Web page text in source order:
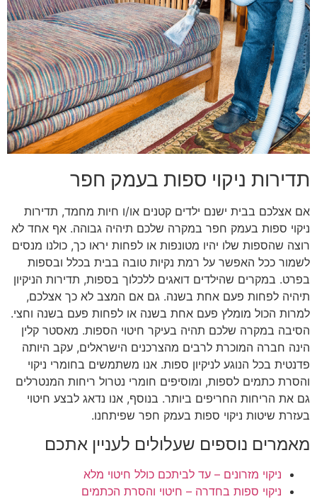
תדירות ניקוי ספות בעמק חפר
אם אצלכם בבית ישנם ילדים קטנים או/ו חיות מחמד, תדירות
ניקוי ספות בעמק חפר במקרה שלכם תיהיה גבוהה. אף אחד לא
רוצה שהספות שלו יהיו מטונפות או לפחות יראו כך, כולנו מנסים
לשמור ככל האפשר על רמת נקיות טובה בבית בכלל ובספות
בפרט. במקרים שהילדים דואגים ללכלוך בספות, תדירות הניקיון
תיהיה לפחות פעם אחת בשנה. גם אם המצב לא כך אצלכם,
למרות הכול מומלץ פעם אחת בשנה או לפחות פעם בשנה וחצי.
הסיבה במקרה שלכם תהיה בעיקר חיטוי הספות. מאסטר קלין
הינה חברה המוכרת לרבים מהצרכנים הישראלים, עקב היותה
פדנטית בכל הנוגע לניקיון ספות. אנו משתמשים בחומרי ניקוי
והסרת כתמים לספות, ומוסיפים חומרי נטרול ריחות המנטרלים
גם את הריחות החריפים ביותר. בנוסף, אנו נדאג לבצע חיטוי
בעזרת שיטות ניקוי ספות בעמק חפר שפיתחנו.
מאמרים נוספים שעלולים לעניין אתכם
ניקוי מזרונים – עד לביתכם כולל חיטוי מלא
ניקוי ספות בחדרה – חיטוי והסרת הכתמים